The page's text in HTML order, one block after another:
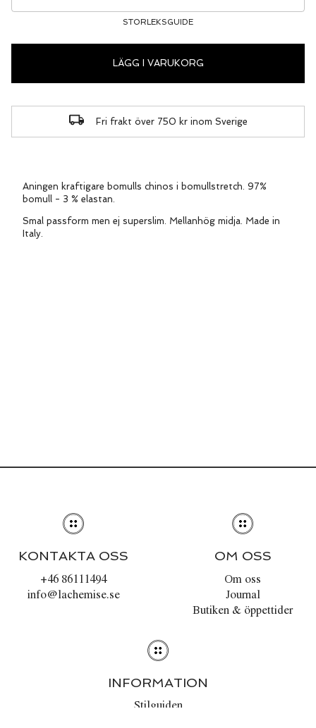
STORLEKSGUIDE
LÄGG I VARUKORG
Fri frakt över 750 kr inom Sverige
Aningen kraftigare bomulls chinos i bomullstretch. 97%
bomull - 3 % elastan.
Smal passform men ej superslim. Mellanhög midja. Made in
Italy.
KONTAKTA OSS
+46 86111494
info@lachemise.se
OM OSS
Om oss
Journal
Butiken & öppettider
INFORMATION
Stilguiden